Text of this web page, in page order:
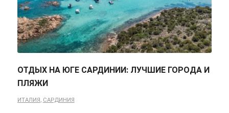
ОТДЫХ НА ЮГЕ САРДИНИИ: ЛУЧШИЕ ГОРОДА И
ПЛЯЖИ
ИТАЛИЯ , САРДИНИЯ